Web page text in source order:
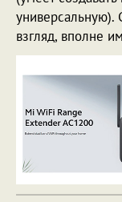
универсальную).
взгляд, вполне